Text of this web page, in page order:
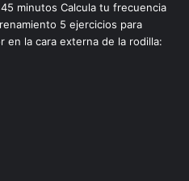
b
g
k
minutos Calcula tu frecuencia
5 ejercicios para
en la cara externa de la rodilla: